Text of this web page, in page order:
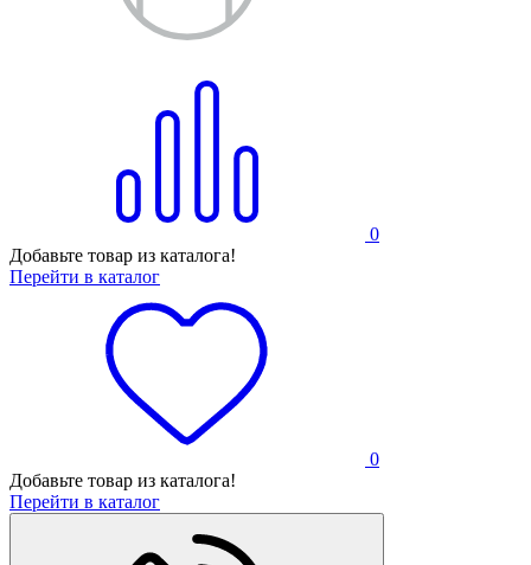
0
Добавьте товар из каталога!
Перейти в каталог
0
Добавьте товар из каталога!
Перейти в каталог